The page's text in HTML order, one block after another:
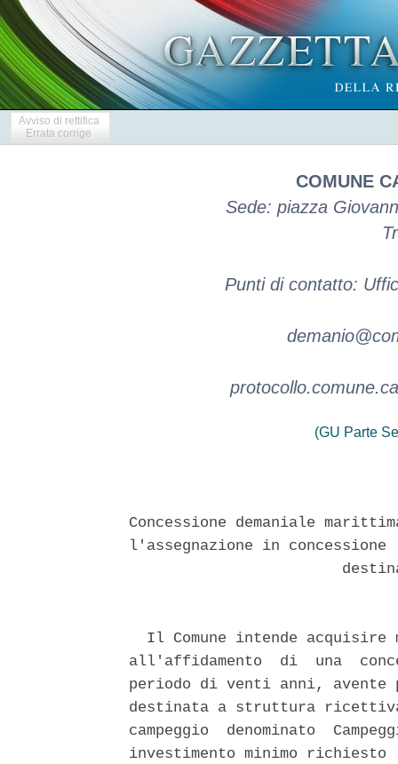
Avviso di rettifica
Errata corrige
COMUNE
Sede: piazza
Punti di contatto:
(GU Parte
Concessione demaniale
l'assegnazione in
Il Comune intende acquisire
all'affidamento  di  una
periodo di venti anni, avente
destinata a struttura
campeggio  denominato
investimento minimo